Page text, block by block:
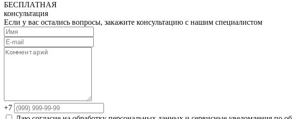
БЕСПЛАТНАЯ
консультация
Если у вас остались вопросы, закажите консультацию с нашим специалистом
+7